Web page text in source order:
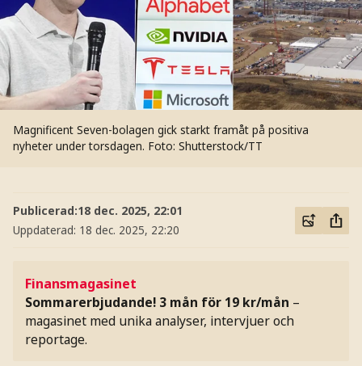
Magnificent Seven-bolagen gick starkt framåt på positiva
nyheter under torsdagen. Foto: Shutterstock/TT
Publicerad:18 dec. 2025, 22:01
Uppdaterad: 18 dec. 2025, 22:20
Finansmagasinet
Sommarerbjudande! 3 mån för 19 kr/mån –
magasinet med unika analyser, intervjuer och
reportage.